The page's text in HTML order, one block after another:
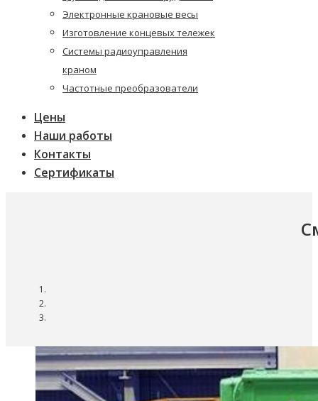
Электронные крановые весы
Изготовление концевых тележек
Системы радиоуправления
краном
Частотные преобразователи
Цены
Наши работы
Контакты
Сертификаты